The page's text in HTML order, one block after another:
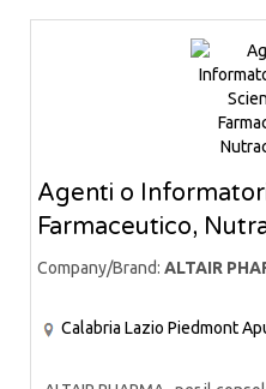
Agenti o
Farmaceutico,
Company/Brand: ALTAIR
Calabria Lazio Piedmont